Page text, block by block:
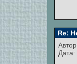
Re: